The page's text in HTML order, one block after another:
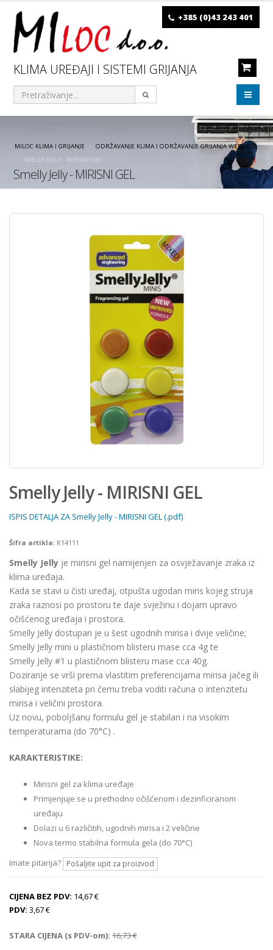
KLIMA UREĐAJI I SISTEMI GRIJANJA
+385 (0)43 243 401
MILOC KLIMA I GRIJANJE
ODRŽAVANJE KLIMA I ODRŽAVANJE GRIJANJA WEBSHOP
SMELLY JELLY - MIRISNI GEL
Smelly Jelly - MIRISNI GEL
Smelly Jelly - MIRISNI GEL
ISPIS DETALJA ZA Smelly Jelly - MIRISNI GEL (.pdf)
Šifra artikla: K14111
Smelly Jelly je mirisni gel namijenjen za osvježavanje zraka iz
klima uređaja.
Kada se stavi u čisti uređaj, otpušta ugodan miris kojeg struja
zraka raznosi po prostoru te daje svježinu i dojam upravo
očišćenog uređaja i prostora.
Smelly Jelly dostupan je u šest ugodnih mirisa i dvije veličine;
Smelly Jelly mini u plastičnom blisteru mase cca 4g te
Smelly Jelly #1 u plastičnom blisteru mase cca 40g.
Doziranje se vrši prema vlastitim preferencijama mirisa jačeg ili
slabijeg intenziteta pri čemu treba voditi računa o intenzitetu
mirisa i veličini prostora.
Uz novu, poboljšanu formulu gel je stabilan i na visokim
temperaturama (do 70°C) .
KARAKTERISTIKE:
Mirisni gel za klima uređaje
Primjenjuje se u prethodno očišćenom i dezinficiranom
uređaju
Dolazi u 6 različitih, ugodnih mirisa i 2 veličine
Nova termo stabilna formula gela (do 70°C)
Imate pitanja? Pošaljite upit za proizvod
CIJENA BEZ PDV: 14,67 €
PDV: 3,67 €
STARA CIJENA (s PDV-om): 16,73 €